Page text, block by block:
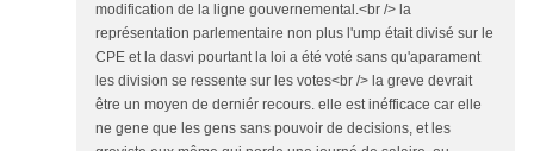
modification de la ligne gouvernemental.<br /> la
représentation parlementaire non plus l'ump était divisé sur le
CPE et la dasvi pourtant la loi a été voté sans qu'aparament
les division se ressente sur les votes<br /> la greve devrait
être un moyen de derniér recours. elle est inéfficace car elle
ne gene que les gens sans pouvoir de decisions, et les